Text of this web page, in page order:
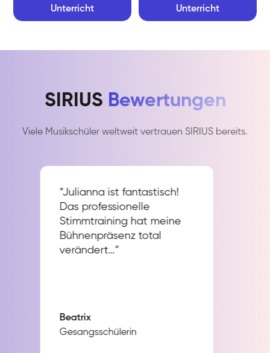
Unterricht
Unterricht
SIRIUS Bewertungen
Viele Musikschüler weltweit vertrauen SIRIUS bereits.
“Julianna ist fantastisch!
Das professionelle
Stimmtraining hat meine
Bühnenpräsenz total
verändert…”
Beatrix
Gesangsschülerin